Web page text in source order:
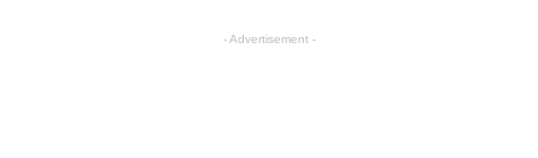
- Advertisement -